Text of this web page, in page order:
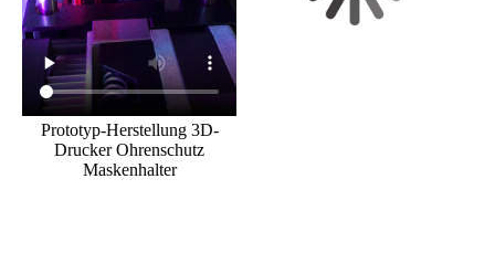
Prototyp-Herstellung 3D-
Drucker Ohrenschutz
Maskenhalter